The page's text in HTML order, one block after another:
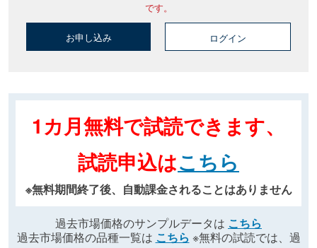
です。
お申し込み ログイン
1カ月無料で試読できます、
試読申込はこちら
※無料期間終了後、自動課金されることはありません
過去市場価格のサンプルデータは こちら
過去市場価格の品種一覧は こちら ※無料の試読では、過